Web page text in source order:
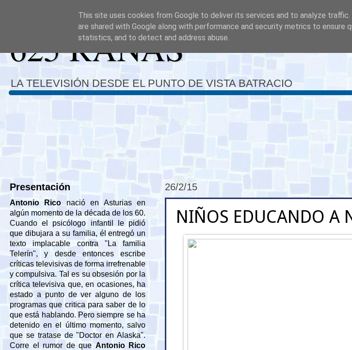
625 RANAS
LA TELEVISIÓN DESDE EL PUNTO DE VISTA BATRACIO
26/2/15
NIÑOS EDUCANDO A
Presentación
Antonio Rico nació en Asturias en
algún momento de la década de los 60.
Cuando el psicólogo infantil le pidió
que dibujara a su familia, él entregó un
texto implacable contra "La familia
Telerín", y desde entonces escribe
críticas televisivas de forma irrefrenable
y compulsiva. Tal es su obsesión por la
crítica televisiva que, en ocasiones, ha
estado a punto de ver alguno de los
programas que critica para saber de lo
que está hablando. Pero siempre se ha
detenido en el último momento, salvo
que se tratase de "Doctor en Alaska".
Corre el rumor de que Antonio Rico
This site uses cookies from Google to deliver its services and to analyze traffic.
are shared with Google along with performance and security metrics to ensure
statistics, and to detect and address abuse.